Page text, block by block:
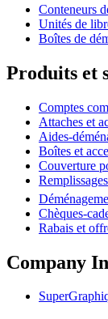
Conteneurs
Unités de
Boîtes de
Produits et
Comptes
Attaches et
Aides-
Boîtes et
Couverture
Chèques-
Rabais et
Company